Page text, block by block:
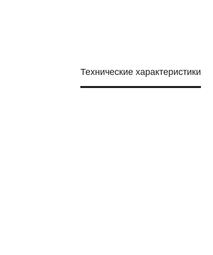
Технические характеристики